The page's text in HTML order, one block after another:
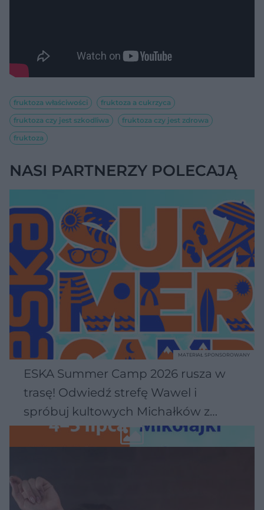
fruktoza właściwości
fruktoza a cukrzyca
fruktoza czy jest szkodliwa
fruktoza czy jest zdrowa
fruktoza
NASI PARTNERZY POLECAJĄ
ESKA Summer Camp 2026 rusza w
trasę! Odwiedź strefę Wawel i
spróbuj kultowych Michałków z
Wawelu
MATERIAŁ SPONSOROWANY